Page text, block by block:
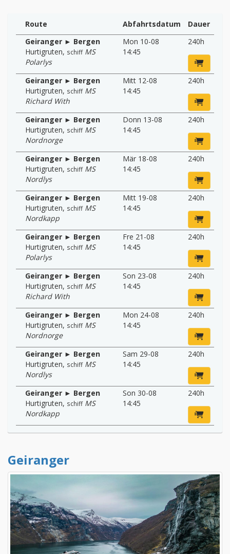
Route Abfahrtsdatum
Dauer
Geiranger ► Bergen
Hurtigruten, schiff MS
Polarlys
Mon 10-08
14:45
240h
Geiranger ► Bergen
Hurtigruten, schiff MS
Richard With
Mitt 12-08
14:45
240h
Geiranger ► Bergen
Hurtigruten, schiff MS
Nordnorge
Donn 13-08
14:45
240h
Geiranger ► Bergen
Hurtigruten, schiff MS
Nordlys
Mär 18-08
14:45
240h
Geiranger ► Bergen
Hurtigruten, schiff MS
Nordkapp
Mitt 19-08
14:45
240h
Geiranger ► Bergen
Hurtigruten, schiff MS
Polarlys
Fre 21-08
14:45
240h
Geiranger ► Bergen
Hurtigruten, schiff MS
Richard With
Son 23-08
14:45
240h
Geiranger ► Bergen
Hurtigruten, schiff MS
Nordnorge
Mon 24-08
14:45
240h
Geiranger ► Bergen
Hurtigruten, schiff MS
Nordlys
Sam 29-08
14:45
240h
Geiranger ► Bergen
Hurtigruten, schiff MS
Nordkapp
Son 30-08
14:45
240h
Geiranger